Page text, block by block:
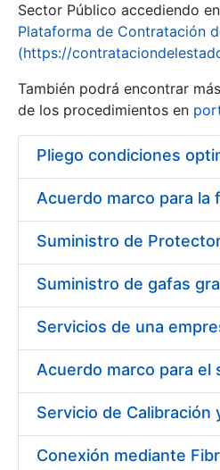
Mostrar/Ocultar
Sector Público accediendo
Plataforma de Contratación
(https://
También podrá encontrar
de los procedimientos en